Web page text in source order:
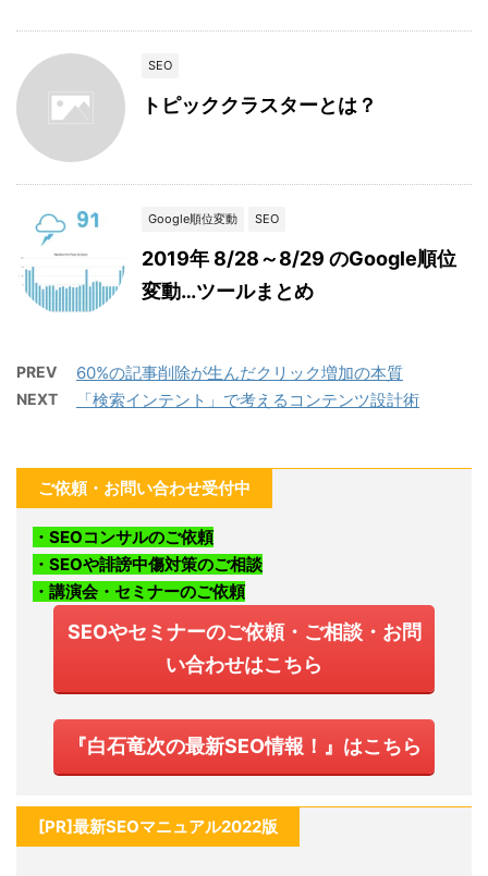
SEO
トピッククラスターとは？
Google順位変動 SEO
2019年 8/28～8/29 のGoogle順位
変動…ツールまとめ
PREV 60%の記事削除が生んだクリック増加の本質
NEXT 「検索インテント」で考えるコンテンツ設計術
ご依頼・お問い合わせ受付中
・SEOコンサルのご依頼
・SEOや誹謗中傷対策のご相談
・講演会・セミナーのご依頼
SEOやセミナーのご依頼・ご相談・お問
い合わせはこちら
『白石竜次の最新SEO情報！』はこちら
[PR]最新SEOマニュアル2022版